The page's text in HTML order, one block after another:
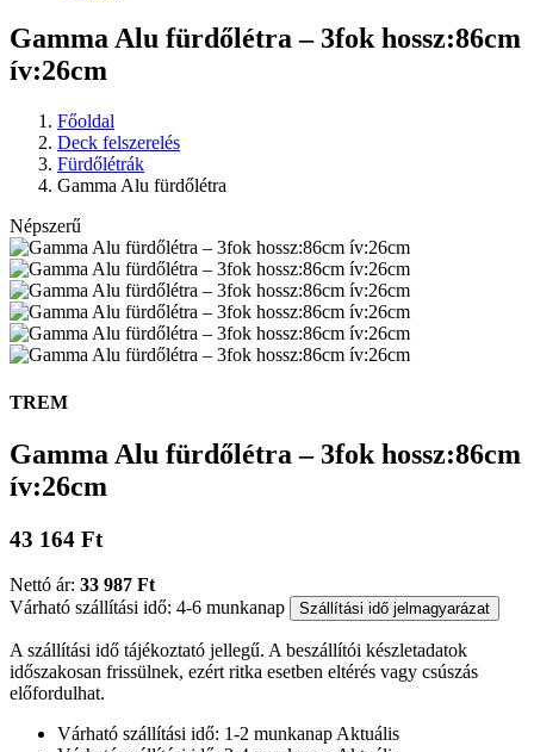
Gamma Alu fürdőlétra – 3fok hossz:86cm
ív:26cm
Főoldal
Deck felszerelés
Fürdőlétrák
Gamma Alu fürdőlétra
Népszerű
TREM
Gamma Alu fürdőlétra – 3fok hossz:86cm
ív:26cm
43 164 Ft
Nettó ár: 33 987 Ft
Várható szállítási idő: 4-6 munkanap
Szállítási idő jelmagyarázat
A szállítási idő tájékoztató jellegű. A beszállítói készletadatok
időszakosan frissülnek, ezért ritka esetben eltérés vagy csúszás
előfordulhat.
Várható szállítási idő: 1-2 munkanapAktuális